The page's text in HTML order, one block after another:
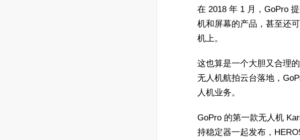
在 2018 年 1 月，GoPro
机和屏幕的产品，甚至还
机上。
这也算是一个大胆又合理
无人机航拍云台落地，
人机业务。
GoPro 的第一款无人机
持稳定器一起发布，